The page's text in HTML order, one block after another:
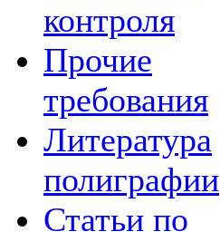
контроля
Прочие
требования
Литература
полиграфии
Статьи по